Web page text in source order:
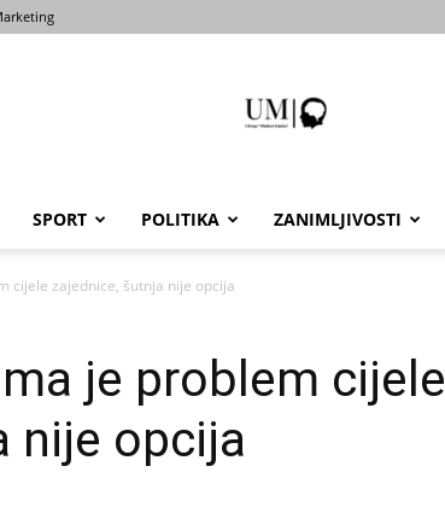
um-
SPORT POLITIKA ZANIMLJIVOSTI
cijele zajednice, šutnja nije opcija
je problem cijele
nije opcija